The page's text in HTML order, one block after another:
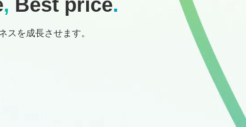
, Best price.
スを成長させます。